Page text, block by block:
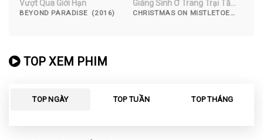
Vượt Qua Giới Hạn
BEYOND PARADISE (2016)
Giáng Sinh Ở Trang Trại Tầm
Gửi
CHRISTMAS ON MISTLETOE
TOP XEM PHIM
TOP NGÀY TOP TUẦN TOP THÁNG